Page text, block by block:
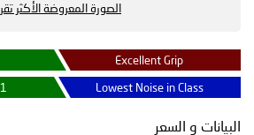
الصورة المعروضة الأكثر
Excellent Grip
Lowest Noise in Class
1-yr Hazard Cover
البيانات و السعر